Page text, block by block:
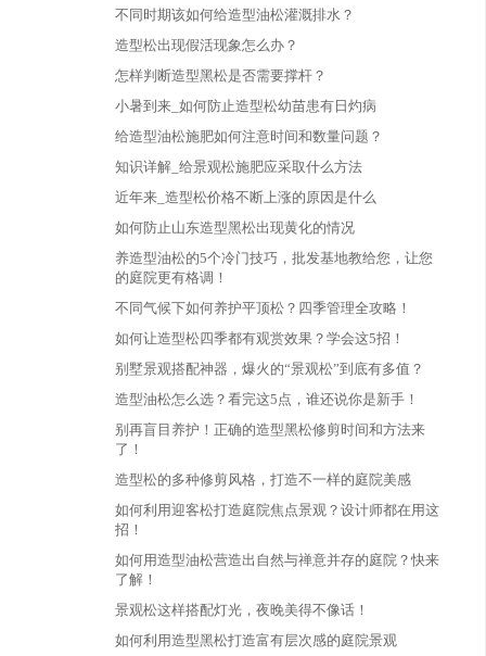
不同时期该如何给造型油松灌溉排水？
造型松出现假活现象怎么办？
怎样判断造型黑松是否需要撑杆？
小暑到来_如何防止造型松幼苗患有日灼病
给造型油松施肥如何注意时间和数量问题？
知识详解_给景观松施肥应采取什么方法
近年来_造型松价格不断上涨的原因是什么
如何防止山东造型黑松出现黄化的情况
养造型油松的5个冷门技巧，批发基地教给您，让您
的庭院更有格调！
不同气候下如何养护平顶松？四季管理全攻略！
如何让造型松四季都有观赏效果？学会这5招！
别墅景观搭配神器，爆火的“景观松”到底有多值？
造型油松怎么选？看完这5点，谁还说你是新手！
别再盲目养护！正确的造型黑松修剪时间和方法来
了！
造型松的多种修剪风格，打造不一样的庭院美感
如何利用迎客松打造庭院焦点景观？设计师都在用这
招！
如何用造型油松营造出自然与禅意并存的庭院？快来
了解！
景观松这样搭配灯光，夜晚美得不像话！
如何利用造型黑松打造富有层次感的庭院景观